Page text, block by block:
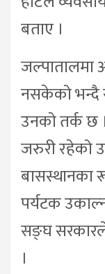
बताए ।
जल्पातालमा
नसकेको भन्दै
उनको तर्क छ
जरुरी रहेको
बासस्थानका
पर्यटक
सङ्घ
।